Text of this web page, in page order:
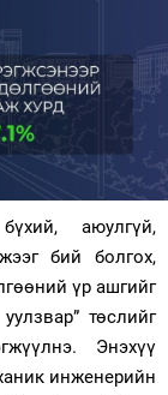
аюулгүй,
бий болгох,
үр ашгийг
төслийг
Энэхүү
инженерийн